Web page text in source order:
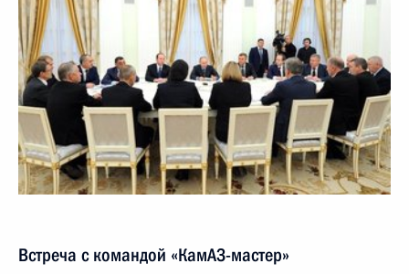
Встреча с командой «КамАЗ-мастер»